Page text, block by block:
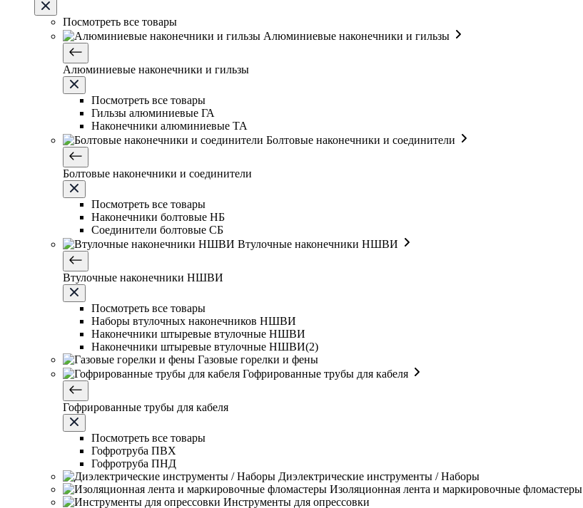
Посмотреть все товары
Алюминиевые наконечники и гильзы
Алюминиевые наконечники и гильзы
Посмотреть все товары
Гильзы алюминиевые ГА
Наконечники алюминиевые ТА
Болтовые наконечники и соединители
Болтовые наконечники и соединители
Посмотреть все товары
Наконечники болтовые НБ
Соединители болтовые СБ
Втулочные наконечники НШВИ
Втулочные наконечники НШВИ
Посмотреть все товары
Наборы втулочных наконечников НШВИ
Наконечники штыревые втулочные НШВИ
Наконечники штыревые втулочные НШВИ(2)
Газовые горелки и фены
Гофрированные трубы для кабеля
Гофрированные трубы для кабеля
Посмотреть все товары
Гофротруба ПВХ
Гофротруба ПНД
Диэлектрические инструменты / Наборы
Изоляционная лента и маркировочные фломастеры
Инструменты для опрессовки